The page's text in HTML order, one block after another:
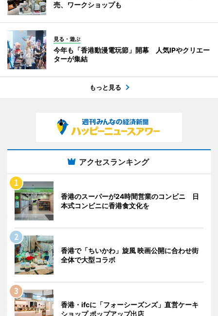
売、ワークショップも
見る・遊ぶ
今年も「香港動漫電玩節」開幕 人気IPやクリエー
ターが集結
もっと見る
アクセスランキング
香港のスーパーが24時間営業のコンビニ 日
本式コンビニに香港食文化を
香港で「ちいかわ」旋風 映画公開に合わせ街
全体で大型コラボ
香港・ifcに「フォーシーズンズ」直営ケーキ
ショップ ポップアップ出店